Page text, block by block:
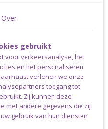
veilige manier wordt
Catona is verkrijgbaar in
De aanbevolen naalddikte is
bollen van 10, 25 en 50 gram;
verkrijgbaar in bollen van 100
als colour pack met
gram in alle 109 kleuren.
Scheepjes Catona op
groeit met de dag, dus
tussen, vraag het ons
Over
gebruikt
voor verkeersanalyse, het
en het personaliseren
verlenen we onze
toegang tot
Zij kunnen deze
met andere gegevens die zij
gebruik van hun diensten